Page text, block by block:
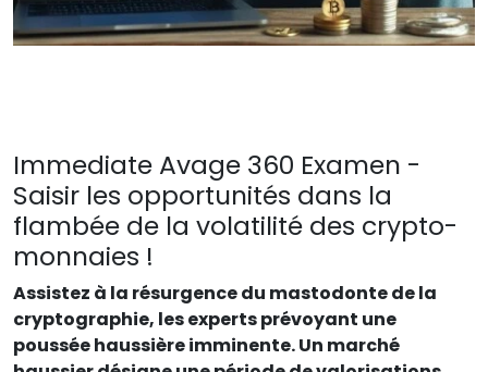
Immediate Avage 360 Examen -
Saisir les opportunités dans la
flambée de la volatilité des crypto-
monnaies !
Assistez à la résurgence du mastodonte de la
cryptographie, les experts prévoyant une
poussée haussière imminente. Un marché